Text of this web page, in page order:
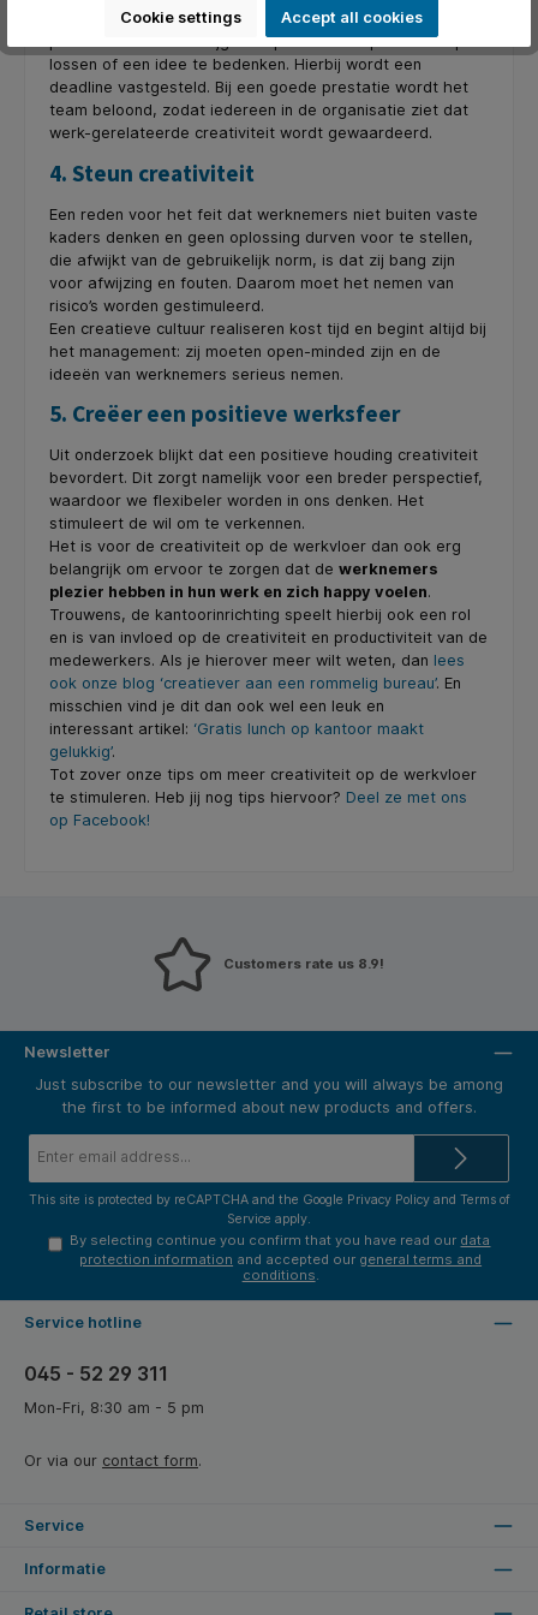
systematische manier om creativiteit op de werkvloer te
promoten. Elk team krijgt de opdracht een probleem op te
lossen of een idee te bedenken. Hierbij wordt een
deadline vastgesteld. Bij een goede prestatie wordt het
team beloond, zodat iedereen in de organisatie ziet dat
werk-gerelateerde creativiteit wordt gewaardeerd.
4. Steun creativiteit
Een reden voor het feit dat werknemers niet buiten vaste
kaders denken en geen oplossing durven voor te stellen,
die afwijkt van de gebruikelijk norm, is dat zij bang zijn
voor afwijzing en fouten. Daarom moet het nemen van
risico’s worden gestimuleerd.
Een creatieve cultuur realiseren kost tijd en begint altijd bij
het management: zij moeten open-minded zijn en de
ideeën van werknemers serieus nemen.
5. Creëer een positieve werksfeer
Uit onderzoek blijkt dat een positieve houding creativiteit
bevordert. Dit zorgt namelijk voor een breder perspectief,
waardoor we flexibeler worden in ons denken. Het
stimuleert de wil om te verkennen.
Het is voor de creativiteit op de werkvloer dan ook erg
belangrijk om ervoor te zorgen dat de werknemers
plezier hebben in hun werk en zich happy voelen.
Trouwens, de kantoorinrichting speelt hierbij ook een rol
en is van invloed op de creativiteit en productiviteit van de
medewerkers. Als je hierover meer wilt weten, dan lees
ook onze blog ‘creatiever aan een rommelig bureau’. En
misschien vind je dit dan ook wel een leuk en
interessant artikel: ‘Gratis lunch op kantoor maakt
gelukkig’.
Tot zover onze tips om meer creativiteit op de werkvloer
te stimuleren. Heb jij nog tips hiervoor? Deel ze met ons
op Facebook!
Customers rate us 8.9!
Newsletter
Just subscribe to our newsletter and you will always be among
the first to be informed about new products and offers.
This site is protected by reCAPTCHA and the Google Privacy Policyand Terms of
Service apply.
By selecting continue you confirm that you have read our data
protection information and accepted our general terms and
conditions
Service hotline
045 - 52 29 311
Mon-Fri, 8:30 am - 5 pm
Or via our contact form.
Service
Informatie
Cookie settings Accept all cookies